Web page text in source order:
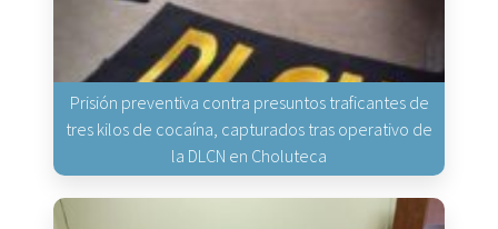
Prisión preventiva contra presuntos traficantes de
tres kilos de cocaína, capturados tras operativo de
la DLCN en Choluteca